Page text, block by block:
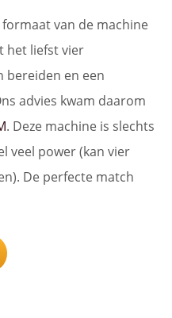
van de machine
het liefst vier
bereiden en een
advies kwam daarom
. Deze machine is slechts
veel power (kan vier
De perfecte match